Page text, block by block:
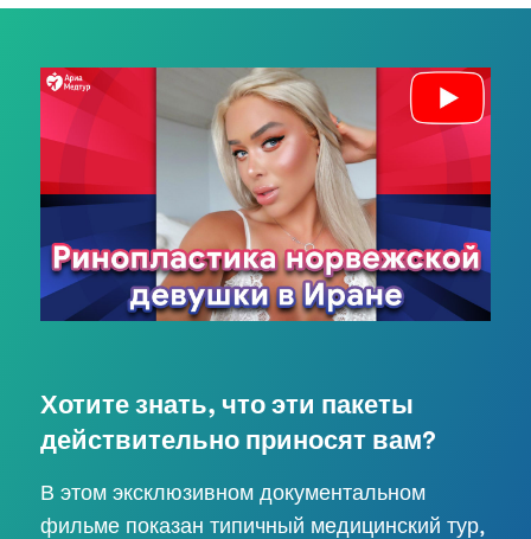
Хотите знать, что эти пакеты
действительно приносят вам?
В этом эксклюзивном документальном
фильме показан типичный медицинский тур,